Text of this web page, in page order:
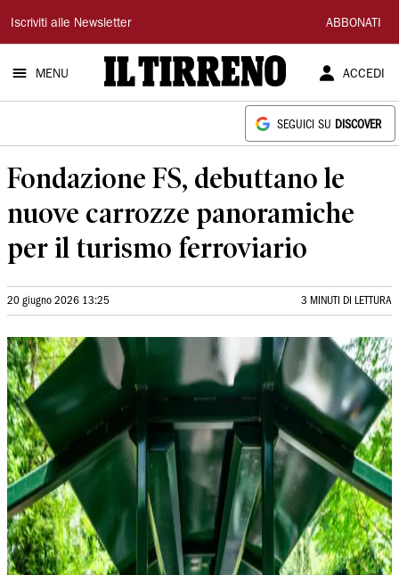
Il
Tirreno
Iscriviti alle Newsletter ABBONATI
MENU ACCEDI
SEGUICI SU DISCOVER
Fondazione FS, debuttano le
nuove carrozze panoramiche
per il turismo ferroviario
20 giugno 2026 13:25 3 MINUTI DI LETTURA